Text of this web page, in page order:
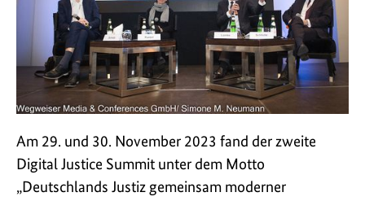
Am 29. und 30. November 2023 fand der zweite
Digital Justice Summit unter dem Motto
„Deutschlands Justiz gemeinsam moderner